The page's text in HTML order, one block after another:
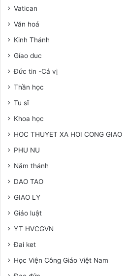
Vatican
Văn hoá
Kinh Thánh
Gíao duc
Đức tin -Cá vị
Thần học
Tu sĩ
Khoa học
HOC THUYET XA HOI CONG GIAO
PHU NU
Năm thánh
DAO TAO
GIAO LY
Giáo luật
YT HVCGVN
Đai ket
Học Viện Công Giáo Việt Nam